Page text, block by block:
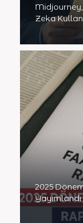
Zeka
2025
Yayımlandı